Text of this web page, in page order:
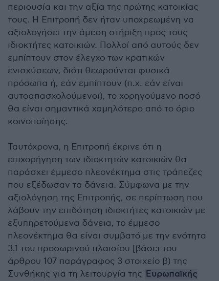
περιουσία και την αξία της πρώτης κατοικίας
τους. Η Επιτροπή δεν ήταν υποχρεωμένη να
αξιολογήσει την άμεση στήριξη προς τους
ιδιοκτήτες κατοικιών. Πολλοί από αυτούς δεν
εμπίπτουν στον έλεγχο των κρατικών
ενισχύσεων, διότι θεωρούνται φυσικά
πρόσωπα ή, εάν εμπίπτουν (π.χ. εάν είναι
αυτοαπασχολούμενοι), το χορηγούμενο ποσό
θα είναι σημαντικά χαμηλότερο από το όριο
κοινοποίησης.
Ταυτόχρονα, η Επιτροπή έκρινε ότι η
επιχορήγηση των ιδιοκτητών κατοικιών θα
παράσχει έμμεσο πλεονέκτημα στις τράπεζες
που εξέδωσαν τα δάνεια. Σύμφωνα με την
αξιολόγηση της Επιτροπής, σε περίπτωση που
λάβουν την επιδότηση ιδιοκτήτες κατοικιών με
εξυπηρετούμενα δάνεια, το έμμεσο
πλεονέκτημα θα είναι συμβατό με την ενότητα
3.1 του προσωρινού πλαισίου [βάσει του
άρθρου 107 παράγραφος 3 στοιχείο β) της
Συνθήκης για τη λειτουργία της Ευρωπαϊκής